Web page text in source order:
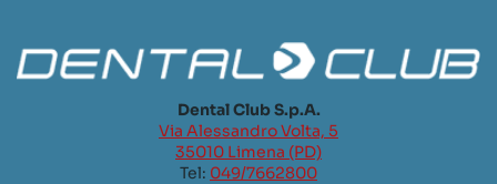
Dental Club S.p.A.
Via Alessandro Volta, 5
35010 Limena (PD)
Tel: 049/7662800